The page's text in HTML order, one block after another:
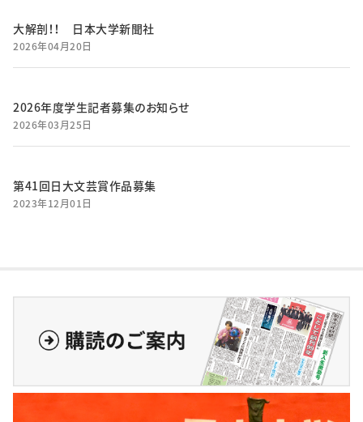
大解剖！！ 日本大学新聞社
2026年04月20日
2026年度学生記者募集のお知らせ
2026年03月25日
第41回日大文芸賞作品募集
2023年12月01日